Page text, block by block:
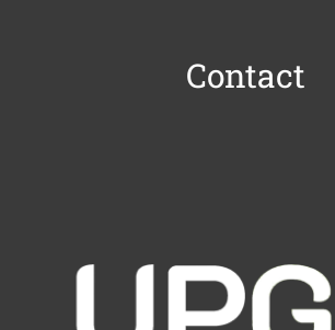
Contact